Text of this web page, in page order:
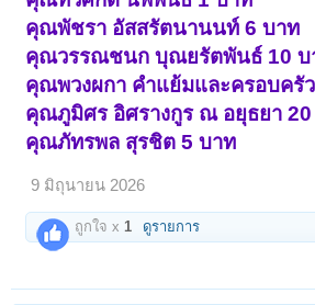
คุณพัชรา อัสสรัตนานนท์ 6 บาท
คุณวรรณชนก บุณยรัตพันธ์ 10 บ
คุณพวงผกา คำแย้มและครอบครั
คุณภูมิศร อิศรางกูร ณ อยุธยา
คุณภัทรพล สุรชิต 5 บาท
9 มิถุนายน 2026
ถูกใจ x 1 ดูรายการ